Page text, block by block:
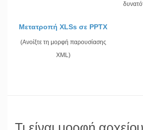
Μετατροπή XLSs σε PPTX
(Ανοίξτε τη μορφή παρουσίασης
XML)